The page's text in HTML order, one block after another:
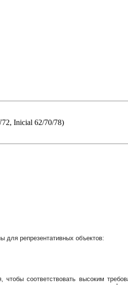
Inicial 62/70/78)
для репрезентативных объектов:
соответствовать высоким